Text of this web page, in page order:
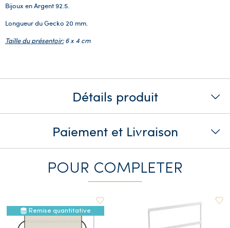
Bijoux en Argent 92.5.
Longueur du Gecko 20 mm.
Taille du présentoir:6 x 4 cm
Détails produit
Paiement et Livraison
POUR COMPLETER
Remise quantitative